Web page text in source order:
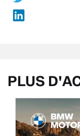
PLUS